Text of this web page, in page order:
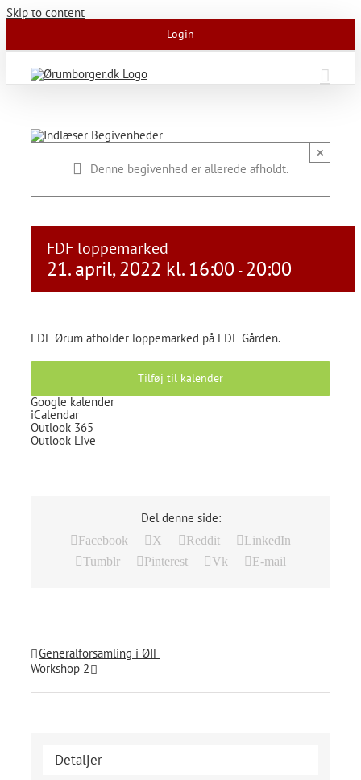
Skip to content
Login
Denne begivenhed er allerede afholdt.
×
FDF loppemarked
21. april, 2022 kl. 16:00 - 20:00
FDF Ørum afholder loppemarked på FDF Gården.
Tilføj til kalender
Google kalender
iCalendar
Outlook 365
Outlook Live
Del denne side:
Facebook X Reddit
LinkedIn
Tumblr
Pinterest Vk E-mail
Generalforsamling i ØIF
Workshop 2
Detaljer